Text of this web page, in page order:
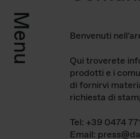
Menu Benvenuti
Qui troverete
prodotti e i
di fornirvi
richiesta di
Tel: +39 0474
Email: